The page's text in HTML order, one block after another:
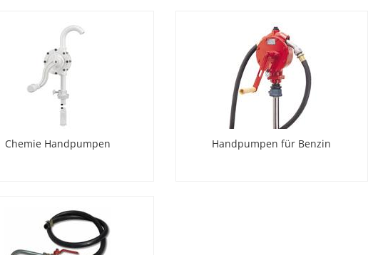
Chemie Handpumpen Handpumpen für Benzin